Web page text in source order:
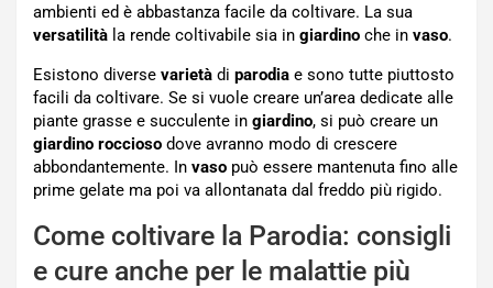
ambienti ed è abbastanza facile da coltivare. La sua
versatilità la rende coltivabile sia in giardino che in vaso.
Esistono diverse varietà di parodia e sono tutte piuttosto
facili da coltivare. Se si vuole creare un’area dedicate alle
piante grasse e succulente in giardino, si può creare un
giardino roccioso dove avranno modo di crescere
abbondantemente. In vaso può essere mantenuta fino alle
prime gelate ma poi va allontanata dal freddo più rigido.
Come coltivare la Parodia: consigli
e cure anche per le malattie più